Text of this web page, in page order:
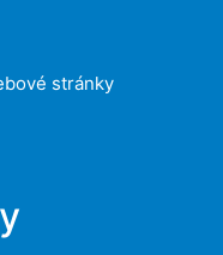
stránky